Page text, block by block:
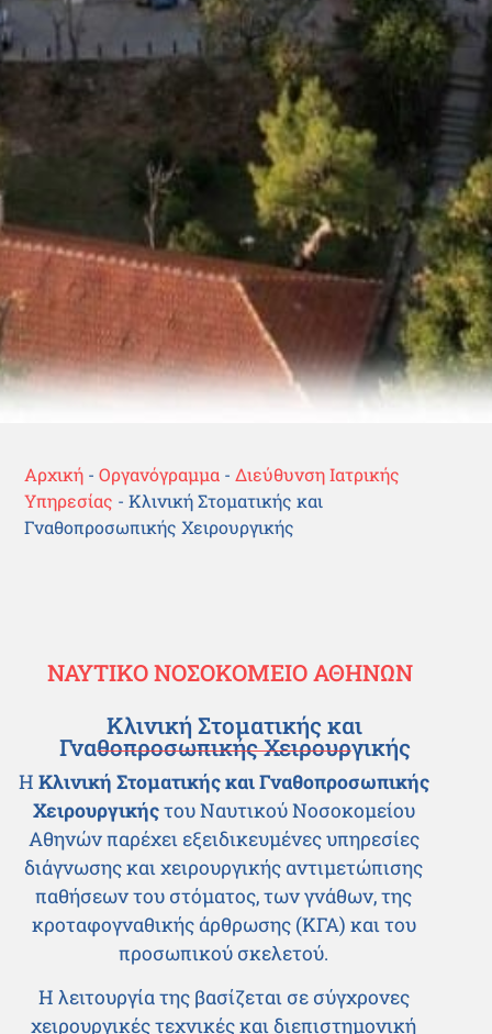
Αρχική -Οργανόγραμμα -Διεύθυνση Ιατρικής
Υπηρεσίας -Κλινική Στοματικής και
Γναθοπροσωπικής Χειρουργικής
ΝΑΥΤΙΚΟ ΝΟΣΟΚΟΜΕΙΟ ΑΘΗΝΩΝ
Κλινική Στοματικής και
Γναθοπροσωπικής Χειρουργικής
Η Κλινική Στοματικής και Γναθοπροσωπικής
Χειρουργικήςτου Ναυτικού Νοσοκομείου
Αθηνών παρέχει εξειδικευμένες υπηρεσίες
διάγνωσης και χειρουργικής αντιμετώπισης
παθήσεων του στόματος, των γνάθων, της
κροταφογναθικής άρθρωσης (ΚΓΑ) και του
προσωπικού σκελετού.
Η λειτουργία της βασίζεται σε σύγχρονες
χειρουργικές τεχνικές και διεπιστημονική